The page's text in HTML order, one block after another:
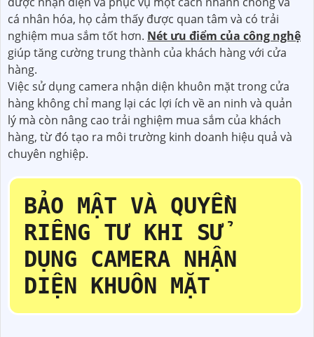
cá nhân hóa, họ cảm thấy được quan tâm và có trải
nghiệm mua sắm tốt hơn. Nét ưu điểm của công nghệ
giúp tăng cường trung thành của khách hàng với cửa
hàng.
Việc sử dụng camera nhận diện khuôn mặt trong cửa
hàng không chỉ mang lại các lợi ích về an ninh và quản
lý mà còn nâng cao trải nghiệm mua sắm của khách
hàng, từ đó tạo ra môi trường kinh doanh hiệu quả và
chuyên nghiệp.
BẢO MẬT VÀ QUYỀN
RIÊNG TƯ KHI SỬ
DỤNG CAMERA NHẬN
DIỆN KHUÔN MẶT